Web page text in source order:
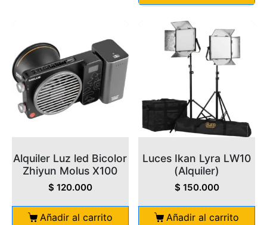
Alquiler Luz led Bicolor
Zhiyun Molus X100
$ 120.000
Añadir al carrito
Luces Ikan Lyra LW10
(Alquiler)
$ 150.000
Añadir al carrito